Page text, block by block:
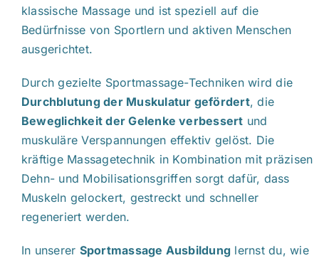
klassische Massage und ist speziell auf die
Bedürfnisse von Sportlern und aktiven Menschen
ausgerichtet.
Durch gezielte Sportmassage-Techniken wird die
Durchblutung der Muskulatur gefördert, die
Beweglichkeit der Gelenke verbessert und
muskuläre Verspannungen effektiv gelöst. Die
kräftige Massagetechnik in Kombination mit präzisen
Dehn- und Mobilisationsgriffen sorgt dafür, dass
Muskeln gelockert, gestreckt und schneller
regeneriert werden.
In unserer Sportmassage Ausbildung lernst du, wie